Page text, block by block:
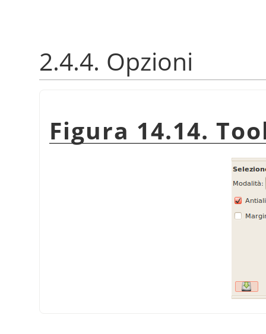
2.4.4. Opzioni
Figura 14.14.